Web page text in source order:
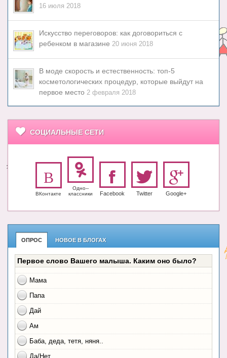
16 июля 2018
Искусство переговоров: как договориться с
ребенком в магазине 20 июня 2018
В моде скорость и естественность: топ-5
косметологических процедур, которые выйдут на
первое место 2 февраля 2018
СОЦИАЛЬНЫЕ СЕТИ
ВКонтакте
Одно-­
класс­ники
Facebook Twitter Google+
ОПРОС НОВОЕ В БЛОГАХ